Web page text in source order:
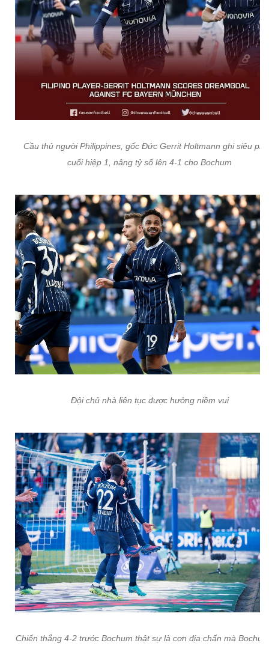
Cầu thủ người Philippines, gốc Đức Gerrit Holtmann ghi siêu
cuối hiệp 1, nâng tỷ số lên 4-1 cho Bochum
Đội chủ nhà liên tục được hưởng niềm vui
Chiến thắng 4-2 trước Bochum thật sự là cơn địa chấn mà